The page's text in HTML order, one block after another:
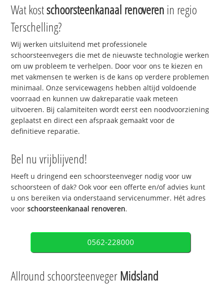
Wat kostschoorsteenkanaal renoveren in regio
Terschelling?
Wij werken uitsluitend met professionele
schoorsteenvegers die met de nieuwste technologie werken
om uw probleem te verhelpen. Door voor ons te kiezen en
met vakmensen te werken is de kans op verdere problemen
minimaal. Onze servicewagens hebben altijd voldoende
voorraad en kunnen uw dakreparatie vaak meteen
uitvoeren. Bij calamiteiten wordt eerst een noodvoorziening
geplaatst en direct een afspraak gemaakt voor de
definitieve reparatie.
Bel nu vrijblijvend!
Heeft u dringend een schoorsteenveger nodig voor uw
schoorsteen of dak? Ook voor een offerte en/of advies kunt
u ons bereiken via onderstaand servicenummer. Hét adres
voorschoorsteenkanaal renoveren.
0562-228000
Allround schoorsteenveger Midsland